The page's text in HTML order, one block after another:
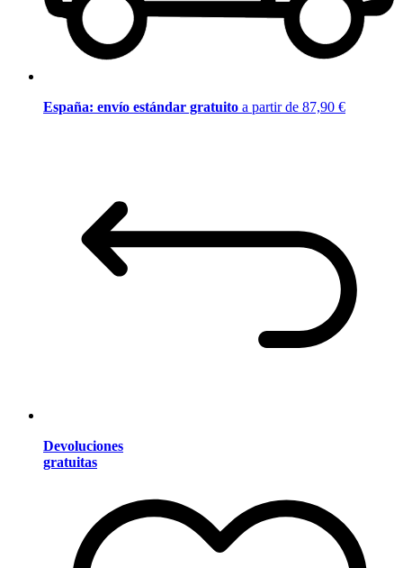
España: envío estándar gratuito a partir de 87,90 €
Devoluciones
gratuitas